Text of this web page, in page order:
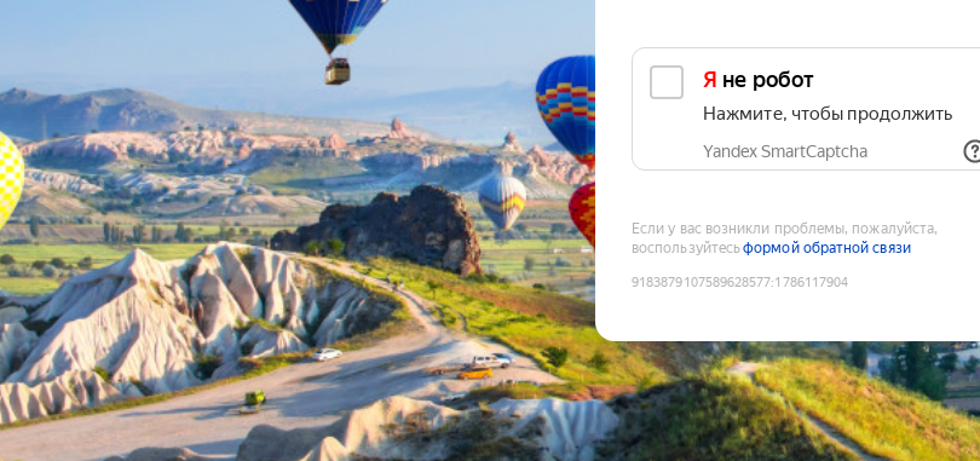
Я не робот
Нажмите, чтобы продолжить
Yandex SmartCaptcha
Если у вас возникли проблемы, пожалуйста,
воспользуйтесьформой обратной связи
9183879107589628577:1786117904